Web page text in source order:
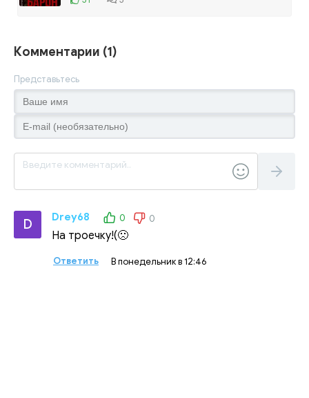
Комментарии (1)
Представьтесь
D Drey68 0 0
На троечку!(🙁
Ответить В понедельник в 12:46